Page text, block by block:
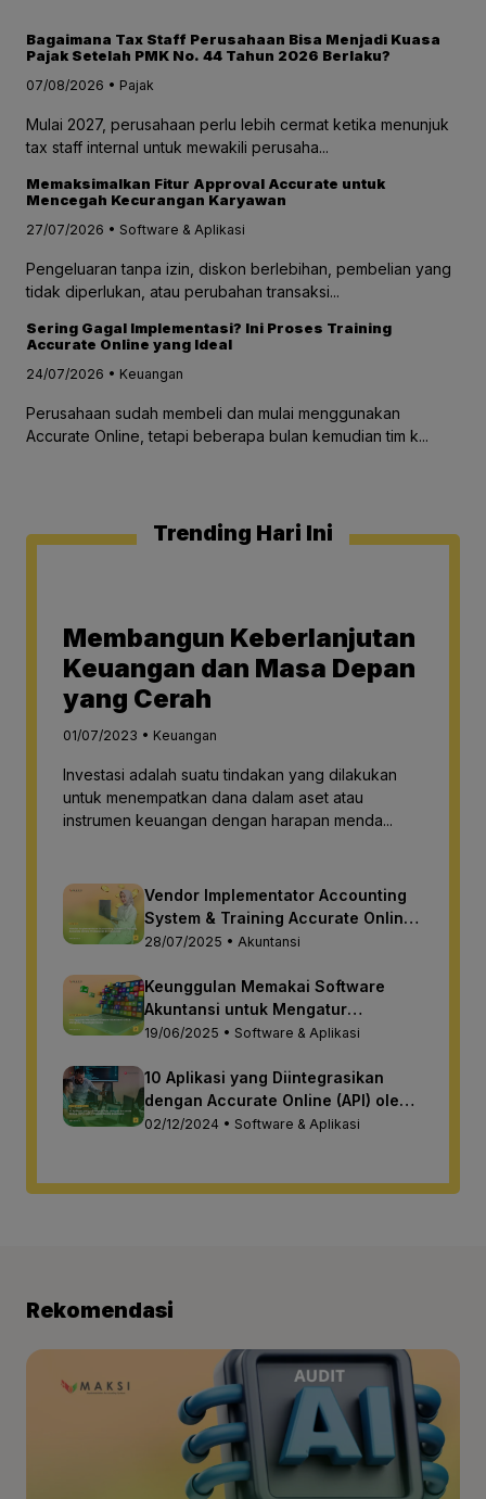
Bagaimana Tax Staff Perusahaan Bisa Menjadi Kuasa
Pajak Setelah PMK No. 44 Tahun 2026 Berlaku?
07/08/2026 • Pajak
Mulai 2027, perusahaan perlu lebih cermat ketika menunjuk
tax staff internal untuk mewakili perusaha...
Memaksimalkan Fitur Approval Accurate untuk
Mencegah Kecurangan Karyawan
27/07/2026 • Software & Aplikasi
Pengeluaran tanpa izin, diskon berlebihan, pembelian yang
tidak diperlukan, atau perubahan transaksi...
Sering Gagal Implementasi? Ini Proses Training
Accurate Online yang Ideal
24/07/2026 • Keuangan
Perusahaan sudah membeli dan mulai menggunakan
Accurate Online, tetapi beberapa bulan kemudian tim k...
Trending Hari Ini
Membangun Keberlanjutan
Keuangan dan Masa Depan
yang Cerah
01/07/2023 • Keuangan
Investasi adalah suatu tindakan yang dilakukan
untuk menempatkan dana dalam aset atau
instrumen keuangan dengan harapan menda...
Vendor Implementator Accounting
System & Training Accurate Online
Profesional di Indonesia
28/07/2025 • Akuntansi
Keunggulan Memakai Software
Akuntansi untuk Mengatur
Keuangan Bisnis
19/06/2025 • Software & Aplikasi
10 Aplikasi yang Diintegrasikan
dengan Accurate Online (API) oleh
PT Maksi Media Indonesia
02/12/2024 • Software & Aplikasi
Rekomendasi